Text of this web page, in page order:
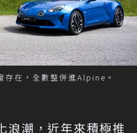
在，全數整併進Alpine。
浪潮，近年來積極推